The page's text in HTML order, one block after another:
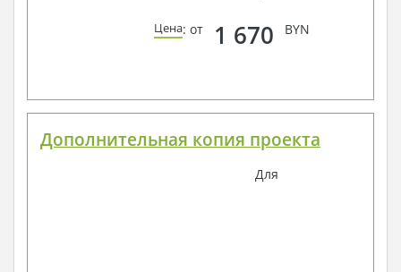
Цена: от 1 670 BYN
Дополнительная копия проекта
Для